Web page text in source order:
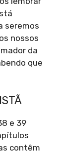
seremos
nossos
da
que
e 39
contêm